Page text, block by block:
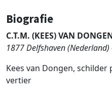
Biografie
C.T.M. (KEES) VAN
1877 Delfshaven
Kees van Dongen,
vertier